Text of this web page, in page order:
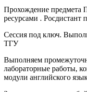
Прохождение предмета
ресурсами . Росдистант
Сессия под ключ.
ТГУ
Выполняем
лабораторные работы,
модули английского